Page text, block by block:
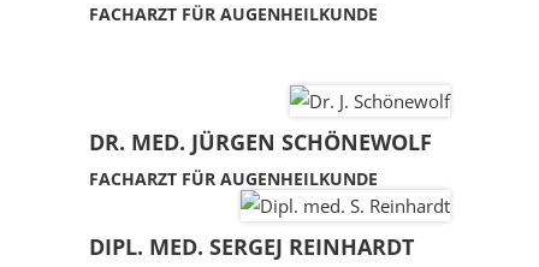
FACHARZT FÜR AUGENHEILKUNDE
DR. MED. JÜRGEN SCHÖNEWOLF
FACHARZT FÜR AUGENHEILKUNDE
DIPL. MED. SERGEJ REINHARDT